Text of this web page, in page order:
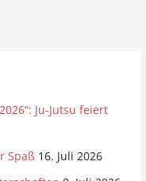
Ju-Jutsu feiert
Spaß 16. Juli 2026